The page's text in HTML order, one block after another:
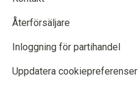
Återförsäljare
Inloggning för partihandel
Uppdatera cookiepreferenser